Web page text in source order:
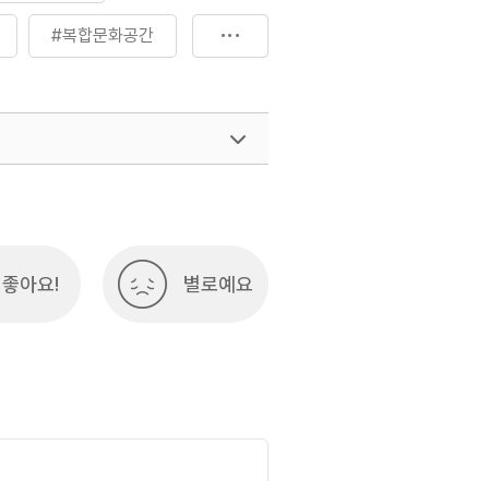
#복합문화공간
좋아요! 별로예요